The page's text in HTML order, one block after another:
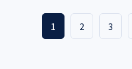
1 2 3